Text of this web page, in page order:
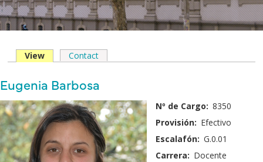
Solapas
principales
View (solapaContact
Nombre
y
Apellido:
Eugenia Barbosa
Fotografía: Nº de Cargo: 8350
Provisión: Efectivo
Escalafón: G.0.01
Carrera: Docente